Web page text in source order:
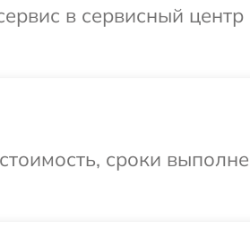
в сервисный центр
сроки